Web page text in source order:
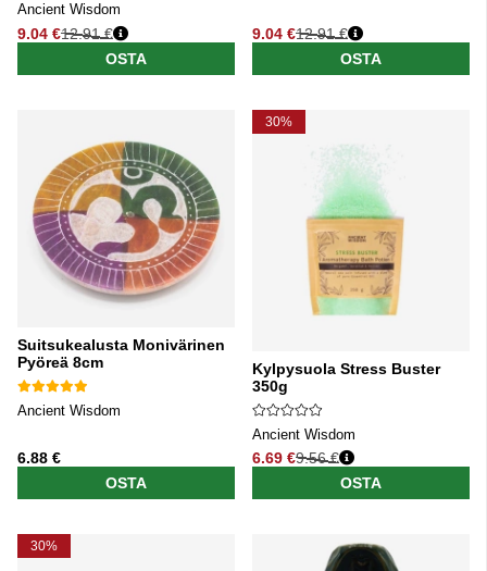
Ancient Wisdom
9.04 €
Normaali hinta
12.91 €
OSTA
9.04 €
Normaali hinta
12.91 €
OSTA
Suitsukealusta Monivärinen
Pyöreä 8cm
Ancient Wisdom
6.88 €
OSTA
30%
Kylpysuola Stress Buster
350g
Ancient Wisdom
6.69 €
Normaali hinta
9.56 €
OSTA
30%